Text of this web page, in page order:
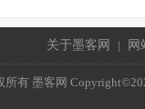
关于墨客网 | 网
所有 墨客网